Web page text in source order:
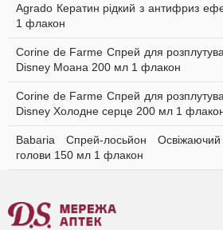
Agrado Кератин рідкий з антифриз
1 флакон
Corine de Farme Спрей для
Disney Моана 200 мл 1 флакон
Corine de Farme Спрей для
Disney Холодне серце 200 мл 1
Babaria Спрей-лосьйон
голови 150 мл 1 флакон